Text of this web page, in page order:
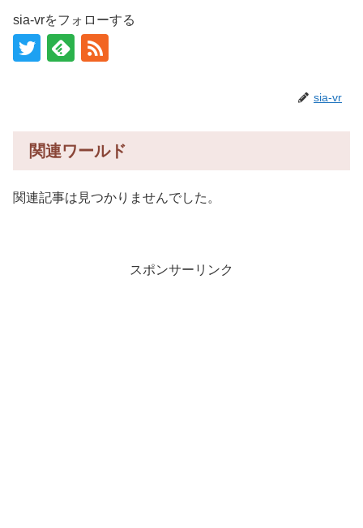
sia-vrをフォローする
sia-vr
関連ワールド
関連記事は見つかりませんでした。
スポンサーリンク